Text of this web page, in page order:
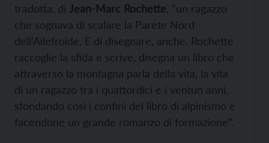
tradotta, di Jean-Marc Rochette , “un ragazzo
che sognava di scalare la Parete Nord
dell’Ailefroide. E di disegnare, anche. Rochette
raccoglie la sfida e scrive, disegna un libro che
attraverso la montagna parla della vita, la vita
di un ragazzo tra i quattordici e i ventun anni,
sfondando così i confini del libro di alpinismo e
facendone un grande romanzo di formazione”.